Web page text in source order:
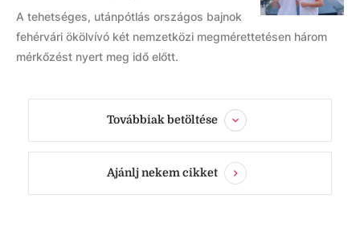
A tehetséges, utánpótlás országos bajnok
fehérvári ökölvívó két nemzetközi megmérettetésen három
mérkőzést nyert meg idő előtt.
Továbbiak betöltése
Ajánlj nekem cikket